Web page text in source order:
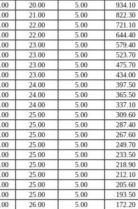
20.00 5.00 934.10
21.00 5.00 822.30
22.00 5.00 721.10
22.00 5.00 644.40
23.00 5.00 579.40
23.00 5.00 523.70
23.00 5.00 475.70
23.00 5.00 434.00
24.00 5.00 397.50
24.00 5.00 365.50
24.00 5.00 337.10
25.00 5.00 309.60
25.00 5.00 287.40
25.00 5.00 267.60
25.00 5.00 249.70
25.00 5.00 233.50
25.00 5.00 218.90
25.00 5.00 212.10
25.00 5.00 205.60
25.00 5.00 193.50
26.00 5.00 172.20